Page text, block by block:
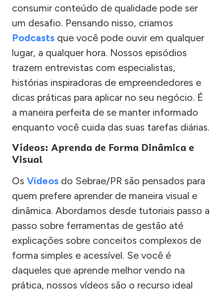
consumir conteúdo de qualidade pode ser
um desafio. Pensando nisso, criamos
Podcasts que você pode ouvir em qualquer
lugar, a qualquer hora. Nossos episódios
trazem entrevistas com especialistas,
histórias inspiradoras de empreendedores e
dicas práticas para aplicar no seu negócio. É
a maneira perfeita de se manter informado
enquanto você cuida das suas tarefas diárias.
Vídeos: Aprenda de Forma Dinâmica e
Visual
Os Vídeos do Sebrae/PR são pensados para
quem prefere aprender de maneira visual e
dinâmica. Abordamos desde tutoriais passo a
passo sobre ferramentas de gestão até
explicações sobre conceitos complexos de
forma simples e acessível. Se você é
daqueles que aprende melhor vendo na
prática, nossos vídeos são o recurso ideal